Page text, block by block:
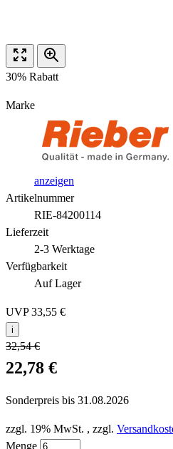
30% Rabatt
Marke
anzeigen
Artikelnummer
RIE-84200114
Lieferzeit
2-3 Werktage
Verfügbarkeit
Auf Lager
UVP33,55 €
i
32,54 €
22,78 €
Sonderpreis bis 31.08.2026
zzgl. 19% MwSt. , zzgl.
Menge